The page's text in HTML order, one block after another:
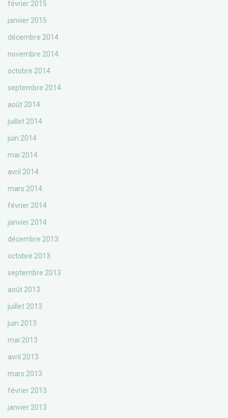
février 2015
janvier 2015
décembre 2014
novembre 2014
octobre 2014
septembre 2014
août 2014
juillet 2014
juin 2014
mai 2014
avril 2014
mars 2014
février 2014
janvier 2014
décembre 2013
octobre 2013
septembre 2013
août 2013
juillet 2013
juin 2013
mai 2013
avril 2013
mars 2013
février 2013
janvier 2013